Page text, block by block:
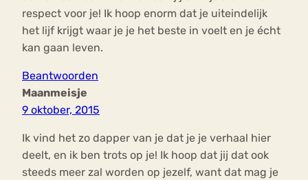
respect voor je! Ik hoop enorm dat je uiteindelijk
het lijf krijgt waar je je het beste in voelt en je écht
kan gaan leven.
Beantwoorden
Maanmeisje
9 oktober, 2015
Ik vind het zo dapper van je dat je je verhaal hier
deelt, en ik ben trots op je! Ik hoop dat jij dat ook
steeds meer zal worden op jezelf, want dat mag je